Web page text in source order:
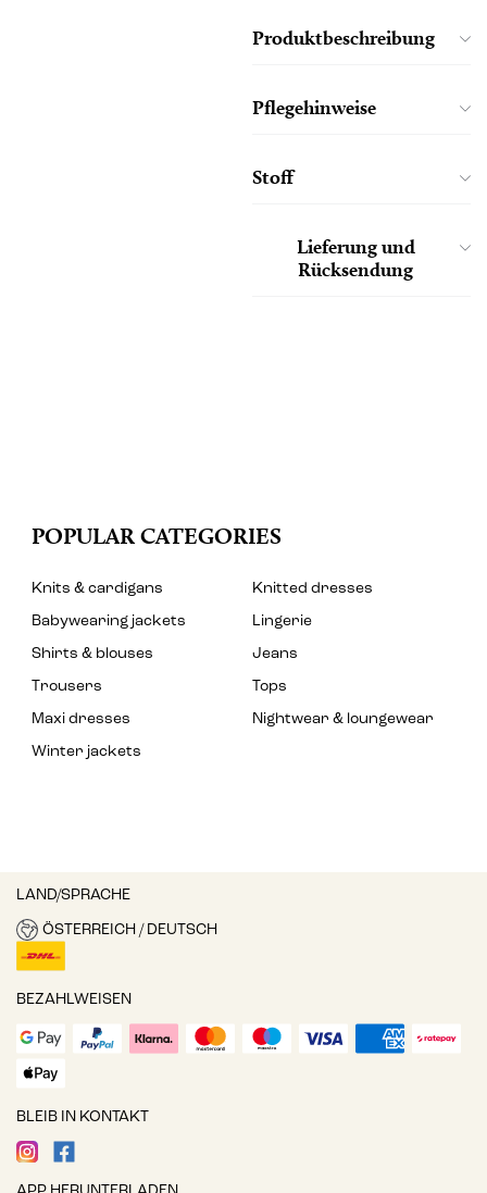
Produktbeschreibung
Pflegehinweise
Stoff
Lieferung und
Rücksendung
POPULAR CATEGORIES
Knits & cardigans
Knitted dresses
Babywearing jackets
Lingerie
Shirts & blouses
Jeans
Trousers
Tops
Maxi dresses
Nightwear & loungewear
Winter jackets
LAND/SPRACHE
ÖSTERREICH / DEUTSCH
BEZAHLWEISEN
BLEIB IN KONTAKT